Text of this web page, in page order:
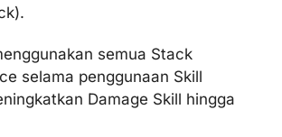
semua Stack
selama penggunaan Skill
Damage Skill hingga